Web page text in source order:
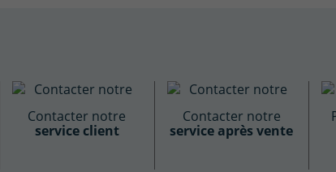
Contacter notre
service client
Contacter notre
service après vente